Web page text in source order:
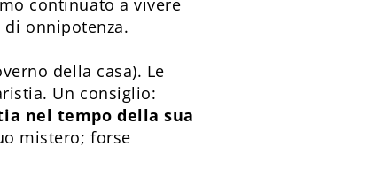
continuato a vivere
onnipotenza.
della casa). Le
Un consiglio:
nel tempo della sua
mistero; forse